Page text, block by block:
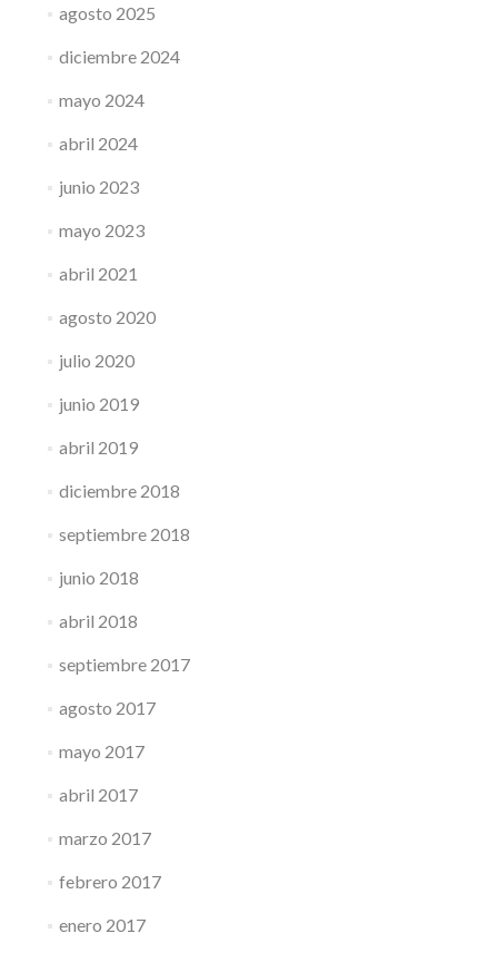
agosto 2025
diciembre 2024
mayo 2024
abril 2024
junio 2023
mayo 2023
abril 2021
agosto 2020
julio 2020
junio 2019
abril 2019
diciembre 2018
septiembre 2018
junio 2018
abril 2018
septiembre 2017
agosto 2017
mayo 2017
abril 2017
marzo 2017
febrero 2017
enero 2017